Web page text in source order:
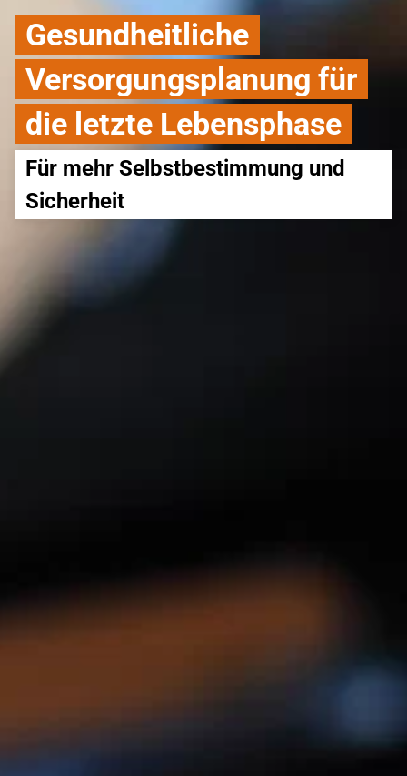
Gesundheitliche
Versorgungsplanung für
die letzte Lebensphase
Für mehr Selbstbestimmung und
Sicherheit